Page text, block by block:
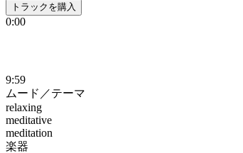
トラックを購入
0:00
9:59
ムード／テーマ
relaxing
meditative
meditation
楽器